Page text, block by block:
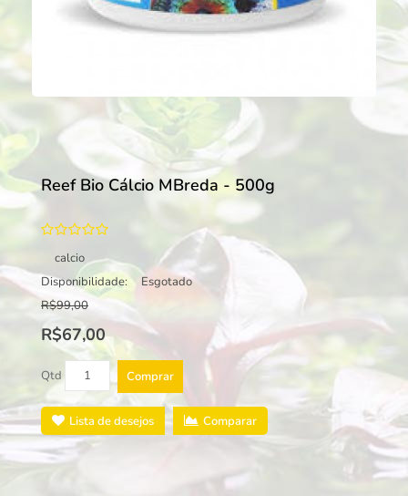
Reef Bio Cálcio MBreda - 500g
calcio
Disponibilidade:
Esgotado
R$99,00
R$67,00
Qtd Comprar
Lista de desejos Comparar